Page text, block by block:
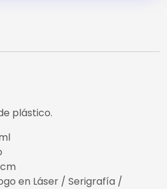
plástico.
en Láser / Serigrafía /